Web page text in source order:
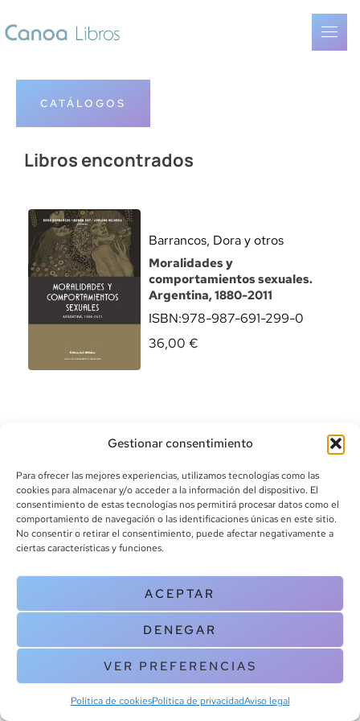
Gestionar consentimiento
Para ofrecer las mejores experiencias, utilizamos tecnologías como las
cookies para almacenar y/o acceder a la información del dispositivo. El
consentimiento de estas tecnologías nos permitirá procesar datos como el
comportamiento de navegación o las identificaciones únicas en este sitio.
No consentir o retirar el consentimiento, puede afectar negativamente a
ciertas características y funciones.
ACEPTAR
DENEGAR
VER PREFERENCIAS
Política de cookiesPolítica de privacidadAviso legal
CATÁLOGOS
Libros encontrados
Barrancos, Dora y otros
Moralidades y
comportamientos sexuales.
Argentina, 1880-2011
ISBN:978-987-691-299-0
36,00 €
info@canoalibros.com
pedidos@canoalibros.com
+34 934 242 391
CONTACTO
Copyright © 2025 Canoa Libros. All Rights Reserved |
cookies
| Aviso legal